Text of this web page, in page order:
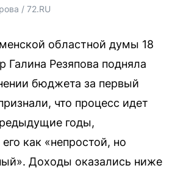
/ 72.RU
областной думы 18
Галина Резяпова подняла
бюджета за первый
что процесс идет
годы,
как «непростой, но
Доходы оказались ниже